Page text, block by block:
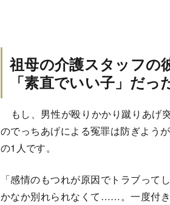
祖母の介護スタッフの
「素直でいい子」だっ
もし、男性が殴りかかり蹴りあげ
のでっちあげによる冤罪は防ぎよう
の1人です。
「感情のもつれが原因でトラブっ
かなか別れられなくて……。一度付